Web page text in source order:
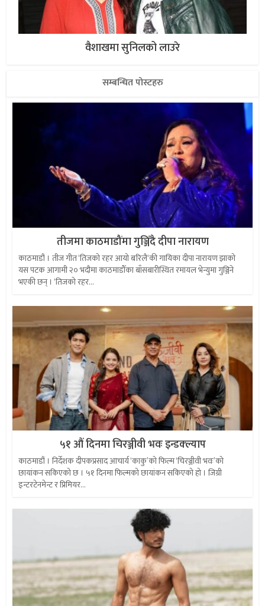
वैशाखमा सुनिलको लाउरे
सम्बन्धित पोस्टहरु
तीजमा काठमाडौंमा गुञ्जिँदै दीपा नारायण
काठमाडौं । तीज गीत ‘तिजको रहर आयो बरिलै‘की गायिका दीपा नारायण झाको
यस पटक आगामी २० भदौमा काठमाडौँका बाँसबारीस्थित रमायल भेन्युमा गुञ्जिने
भएकी छन् । ‘तिजको रहर...
५१ औं दिनमा चिरञ्जीवी भवः इन्डक्ल्याप
काठमाडौं । निर्देशक दीपकप्रसाद आचार्य ‘काकु’को फिल्म ‘चिरञ्जीवी भवः’को
छायांकन सकिएको छ । ५१ दिनमा फिल्मको छायांकन सकिएको हो । जिग्री
इन्टरटेनमेन्ट र प्रिमियर...